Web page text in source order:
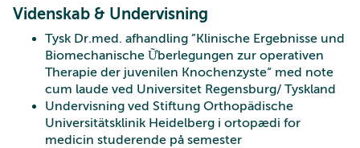
Videnskab & Undervisning
Tysk Dr.med. afhandling ”Klinische Ergebnisse und
Biomechanische Ữberlegungen zur operativen
Therapie der juvenilen Knochenzyste“ med note
cum laude ved Universitet Regensburg/ Tyskland
Undervisning ved Stiftung Orthopädische
Universitätsklinik Heidelberg i ortopædi for
medicin studerende på semester